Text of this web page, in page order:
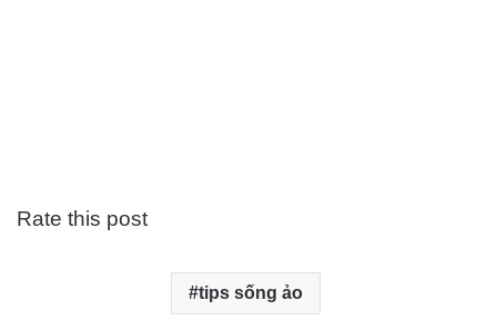
Rate this post
tips sống ảo